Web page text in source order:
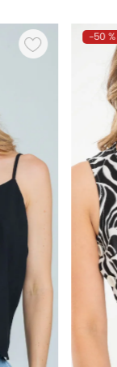
-50 %